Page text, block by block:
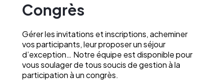
Congrès
Gérer les invitations et inscriptions, acheminer
vos participants, leur proposer un séjour
d’exception… Notre équipe est disponible pour
vous soulager de tous soucis de gestion à la
participation à un congrès.